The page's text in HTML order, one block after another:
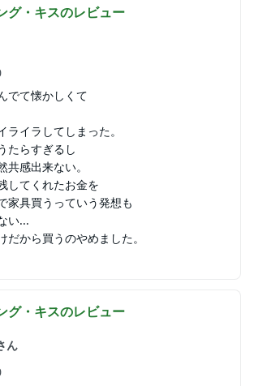
グ・キスのレビュー
でて懐かしくて
ライラしてしまった。
たらすぎるし
共感出来ない。
してくれたお金を
家具買うっていう発想も
い...
だから買うのやめました。
グ・キスのレビュー
ん